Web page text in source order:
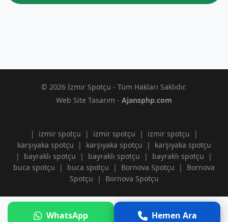
© 2026 İzmir Spotçu - Tüm Hakları Saklıdır.
Web Site Tasarım - Ajansphp.com
| izmir spotçu | izmir spotçu | izmir spotçu
|
karşıyaka spotçu
| karşıyaka spotçu |
karşıyaka spotçu
|
bayraklı spotçu | bayraklı spotçu | bayraklı spotçu
|
buca spotçu
| buca spotçu | Bornova Spotçu |
Bornova
Spotçu
| Bornova Spotçu